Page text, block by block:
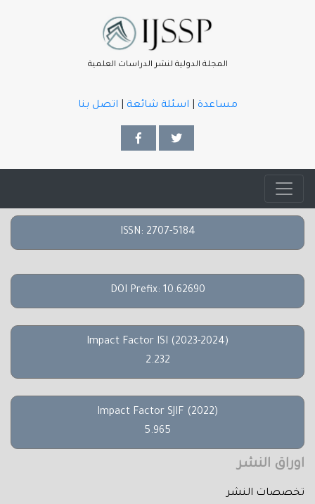
المجلة الدولية لنشر الدراسات العلمية
مساعدة|اسئلة شائعة|اتصل بنا
ISSN: 2707-5184
DOI Prefix: 10.62690
Impact Factor ISI (2023-2024)
2.232
Impact Factor SJIF (2022)
5.965
اوراق النشر
تخصصات النشر